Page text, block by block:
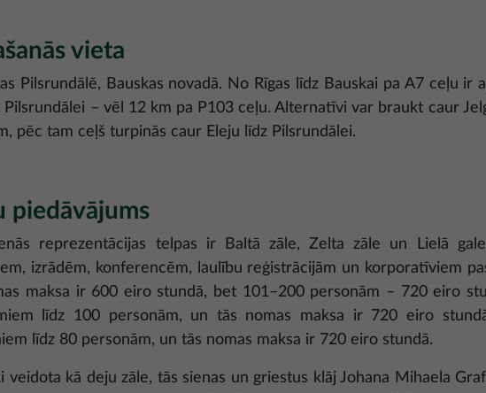
vieta
Pilsrundālē, Bauskas novadā. No Rīgas līdz Bauskai pa A7 ceļu ir
Pilsrundālei – vēl 12 km pa P103 ceļu. Alternatīvi var braukt caur
pēc tam ceļš turpinās caur Eleju līdz Pilsrundālei.
piedāvājums
reprezentācijas telpas ir Baltā zāle, Zelta zāle un Lielā
izrādēm, konferencēm, laulību reģistrācijām un korporatīviem
maksa ir 600 eiro stundā, bet 101–200 personām – 720 eiro
līdz 100 personām, un tās nomas maksa ir 720 eiro
līdz 80 personām, un tās nomas maksa ir 720 eiro stundā.
veidota kā deju zāle, tās sienas un griestus klāj Johana Mihaela